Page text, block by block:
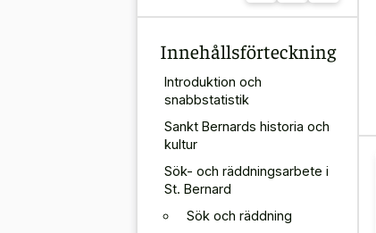
Innehållsförteckning
Introduktion och
snabbstatistik
Sankt Bernards historia och
kultur
Sök- och räddningsarbete i
St. Bernard
Sök och räddning